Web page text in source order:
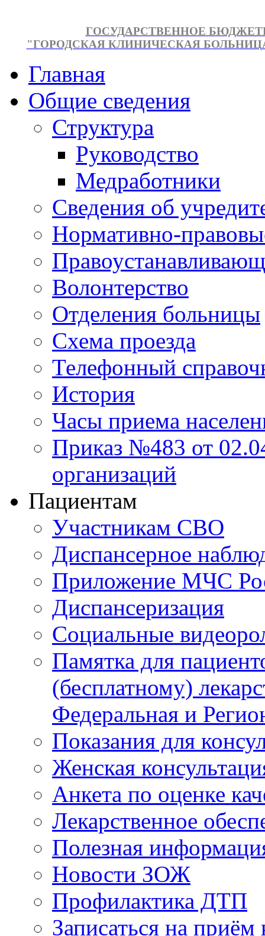
ГОСУДАРСТВЕННОЕ
"ГОРОДСКАЯ КЛИНИЧЕСКАЯ
Главная
Общие сведения
Структура
Руководство
Медработники
Сведения об
Нормативно-
Волонтерство
Отделения больницы
Схема проезда
Телефонный
История
Часы приема
Приказ №483 от
организаций
Пациентам
Участникам СВО
Диспансерное
Приложение МЧС
Диспансеризация
Социальные
Памятка для
(бесплатному)
Федеральная и
Показания для
Женская
Анкета по оценке
Лекарственное
Полезная
Новости ЗОЖ
Профилактика ДТП
Записаться на приём